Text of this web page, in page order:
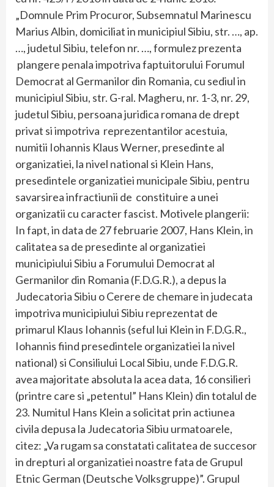
„Domnule Prim Procuror, Subsemnatul Marinescu
Marius Albin, domiciliat in municipiul Sibiu, str. …, ap.
…, judetul Sibiu, telefon nr. …, formulez prezenta
plangere penala impotriva faptuitorului Forumul
Democrat al Germanilor din Romania, cu sediul in
municipiul Sibiu, str. G-ral. Magheru, nr. 1-3, nr. 29,
judetul Sibiu, persoana juridica romana de drept
privat si impotriva reprezentantilor acestuia,
numitii Iohannis Klaus Werner, presedinte al
organizatiei, la nivel national si Klein Hans,
presedintele organizatiei municipale Sibiu, pentru
savarsirea infractiunii de constituire a unei
organizatii cu caracter fascist. Motivele plangerii:
In fapt, in data de 27 februarie 2007, Hans Klein, in
calitatea sa de presedinte al organizatiei
municipiului Sibiu a Forumului Democrat al
Germanilor din Romania (F.D.G.R.), a depus la
Judecatoria Sibiu o Cerere de chemare in judecata
impotriva municipiului Sibiu reprezentat de
primarul Klaus Iohannis (seful lui Klein in F.D.G.R.,
Iohannis fiind presedintele organizatiei la nivel
national) si Consiliului Local Sibiu, unde F.D.G.R.
avea majoritate absoluta la acea data, 16 consilieri
(printre care si „petentul” Hans Klein) din totalul de
23. Numitul Hans Klein a solicitat prin actiunea
civila depusa la Judecatoria Sibiu urmatoarele,
citez: „Va rugam sa constatati calitatea de succesor
in drepturi al organizatiei noastre fata de Grupul
Etnic German (Deutsche Volksgruppe)”. Grupul